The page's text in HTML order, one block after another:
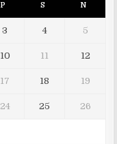
P S N
3 4 5
10 11 12
17 18 19
24 25 26